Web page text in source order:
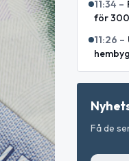
11:34 –
för
11:26 –
Få de